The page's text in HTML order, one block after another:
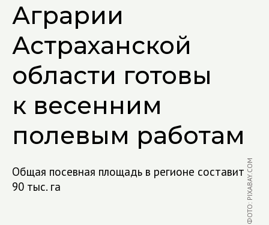
Аграрии
Астраханской
области готовы
к весенним
полевым работам
Общая посевная площадь в регионе составит
90 тыс. га
ФОТО: PIXABAY.COM